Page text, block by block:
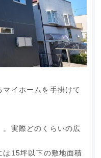
イホームを手掛けて
実際どのくらいの広
は15坪以下の敷地面積